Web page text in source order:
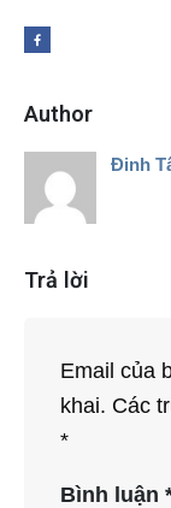
Author
Đinh
Trả lời
Email của
khai. Các
*
Bình luận